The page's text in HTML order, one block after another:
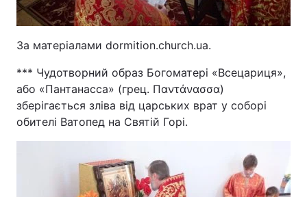
За матеріалами dormition.church.ua.
*** Чудотворний образ Богоматері «Всецариця»,
або «Пантанасса» (грец. Παντάνασσα)
зберігається зліва від царських врат у соборі
обителі Ватопед на Святій Горі.